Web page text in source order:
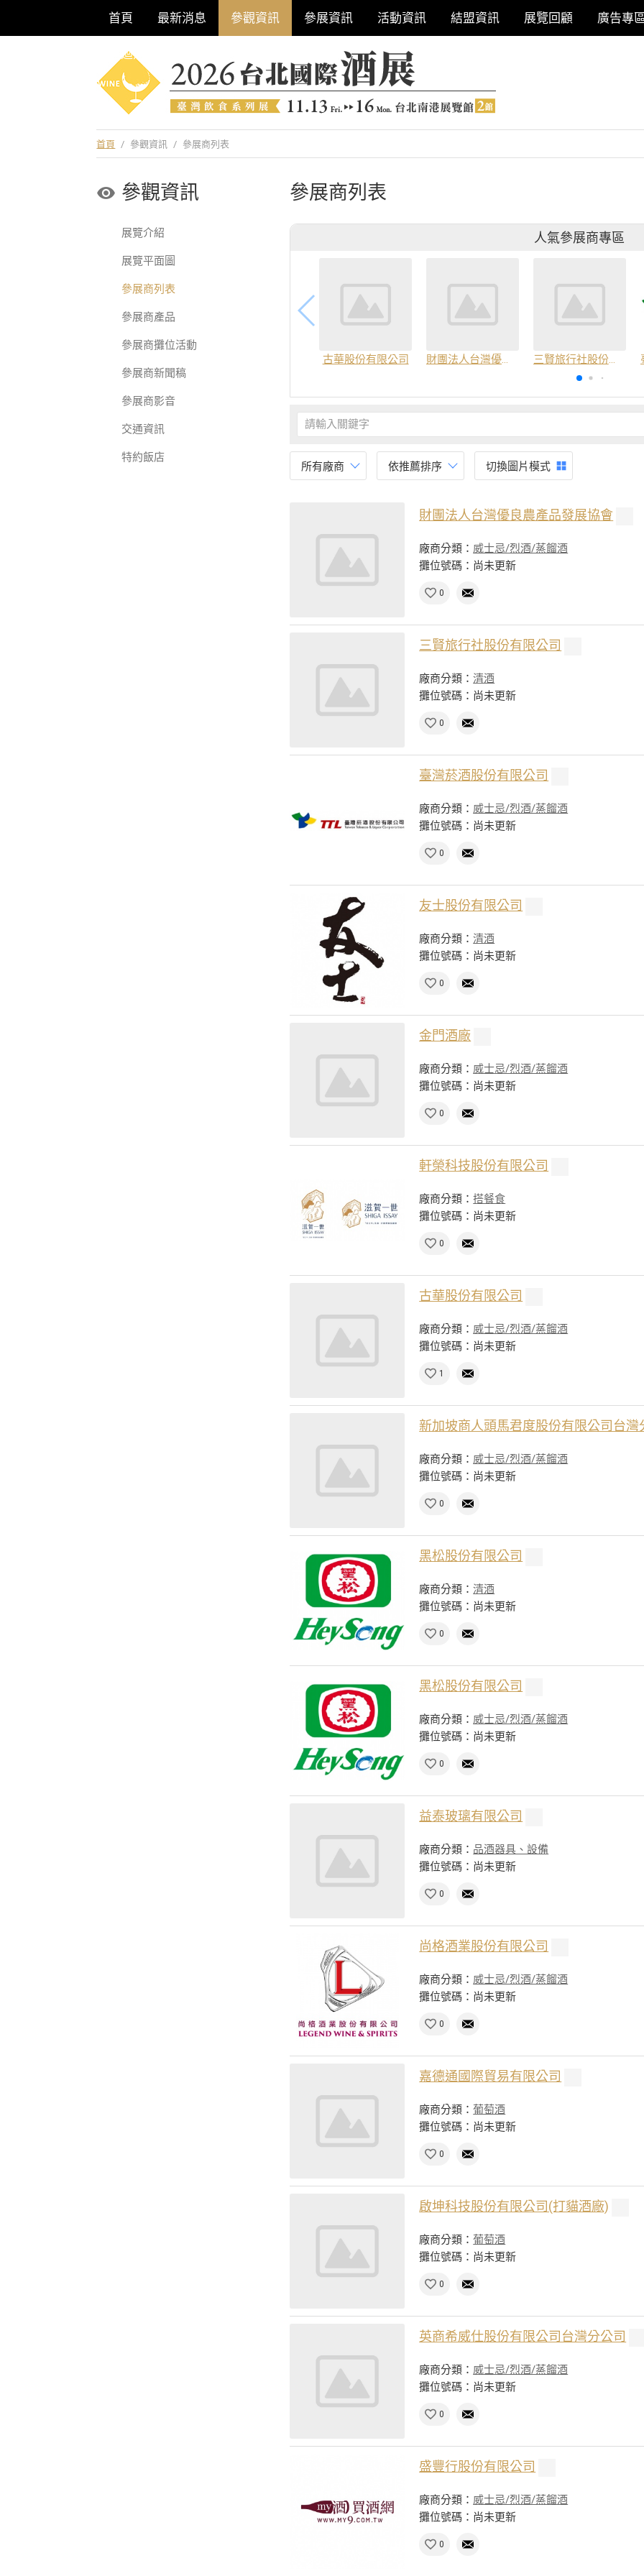
首頁 最新消息 參觀資訊 參展資訊 活動資訊 結盟資訊 展覽回顧 廣告專
巡迴酒展系列
首頁 / 參觀資訊 / 參展商列表
參觀資訊
展覽介紹
展覽平面圖
參展商列表
參展商產品
參展商攤位活動
參展商新聞稿
參展商影音
交通資訊
特約飯店
參展商列表
人氣參展商專區
古華股份有限公司 財團法人台灣優良農產品發展協會 三賢旅行社股份有限公司
所有廠商 依推薦排序 切換圖片模式
財團法人台灣優良農產品發展協會
廠商分類： 威士忌/烈酒/蒸餾酒
攤位號碼：尚未更新
0
三賢旅行社股份有限公司
廠商分類：清酒
攤位號碼：尚未更新
0
臺灣菸酒股份有限公司
廠商分類： 威士忌/烈酒/蒸餾酒
攤位號碼：尚未更新
0
友士股份有限公司
廠商分類：清酒
攤位號碼：尚未更新
0
金門酒廠
廠商分類： 威士忌/烈酒/蒸餾酒
攤位號碼：尚未更新
0
軒榮科技股份有限公司
廠商分類：搭餐食
攤位號碼：尚未更新
0
古華股份有限公司
廠商分類： 威士忌/烈酒/蒸餾酒
攤位號碼：尚未更新
1
新加坡商人頭馬君度股份有限公司台灣
廠商分類： 威士忌/烈酒/蒸餾酒
攤位號碼：尚未更新
0
黑松股份有限公司
廠商分類：清酒
攤位號碼：尚未更新
0
黑松股份有限公司
廠商分類： 威士忌/烈酒/蒸餾酒
攤位號碼：尚未更新
0
益泰玻璃有限公司
廠商分類： 品酒器具、設備
攤位號碼：尚未更新
0
尚格酒業股份有限公司
廠商分類： 威士忌/烈酒/蒸餾酒
攤位號碼：尚未更新
0
嘉德通國際貿易有限公司
廠商分類：葡萄酒
攤位號碼：尚未更新
0
啟坤科技股份有限公司(打貓酒廠)
廠商分類：葡萄酒
攤位號碼：尚未更新
0
英商希威仕股份有限公司台灣分公司
廠商分類： 威士忌/烈酒/蒸餾酒
攤位號碼：尚未更新
0
盛豐行股份有限公司
廠商分類： 威士忌/烈酒/蒸餾酒
攤位號碼：尚未更新
0